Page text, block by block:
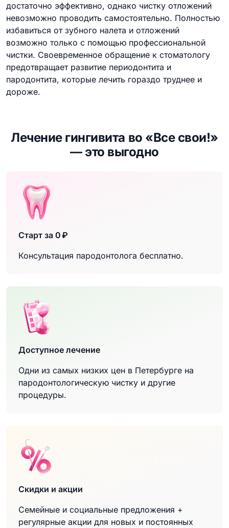
достаточно эффективно, однако чистку отложений
невозможно проводить самостоятельно. Полностью
избавиться от зубного налета и отложений
возможно только с помощью профессиональной
чистки. Своевременное обращение к стоматологу
предотвращает развитие периодонтита и
пародонтита, которые лечить гораздо труднее и
дороже.
Лечение гингивита во «Все свои!»
— это выгодно
Старт за 0 ₽
Консультация пародонтолога бесплатно.
Доступное лечение
Одни из самых низких цен в Петербурге на
пародонтологическую чистку и другие
процедуры.
Скидки и акции
Семейные и социальные предложения +
регулярные акции для новых и постоянных